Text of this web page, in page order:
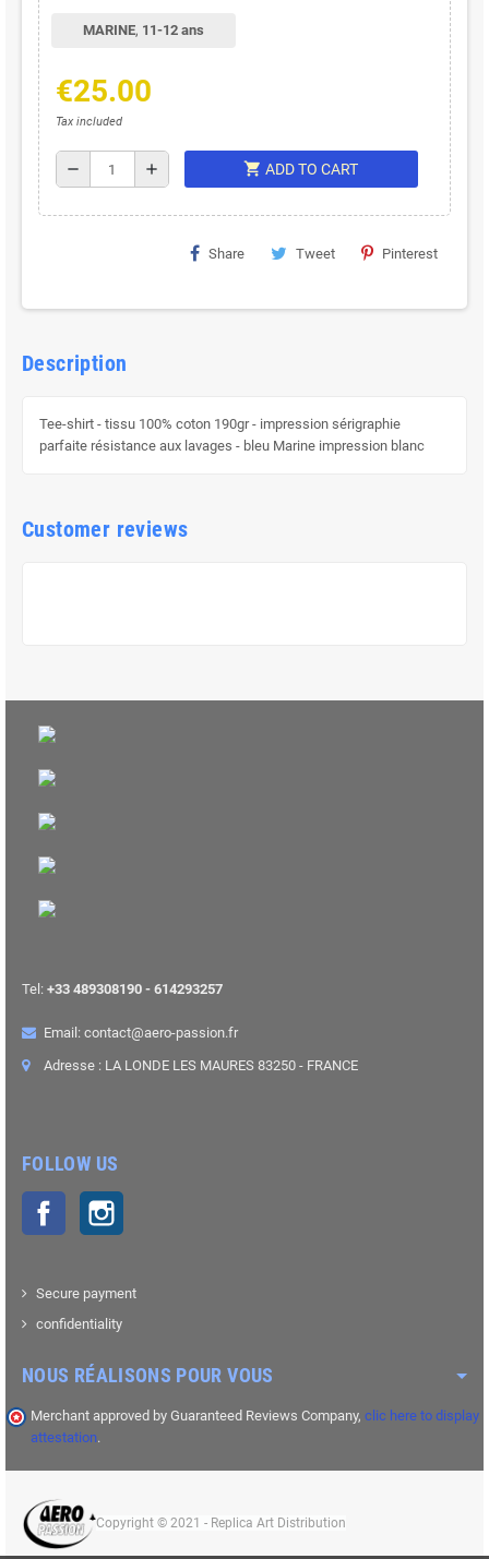
MARINE, 11-12 ans
€25.00
Tax included
remove add shopping_cart ADD TO CART
Share Tweet Pinterest
Description
Tee-shirt - tissu 100% coton 190gr - impression sérigraphie
parfaite résistance aux lavages - bleu Marine impression blanc
Customer reviews
Tel: +33 489308190 - 614293257
Email: contact@aero-passion.fr
Adresse : LA LONDE LES MAURES 83250 - FRANCE
FOLLOW US
Facebook
Secure payment
confidentiality
NOUS RÉALISONS POUR VOUS
Merchant approved by Guaranteed Reviews Company, clic here to display
attestation.
Copyright © 2021 - Replica Art Distribution